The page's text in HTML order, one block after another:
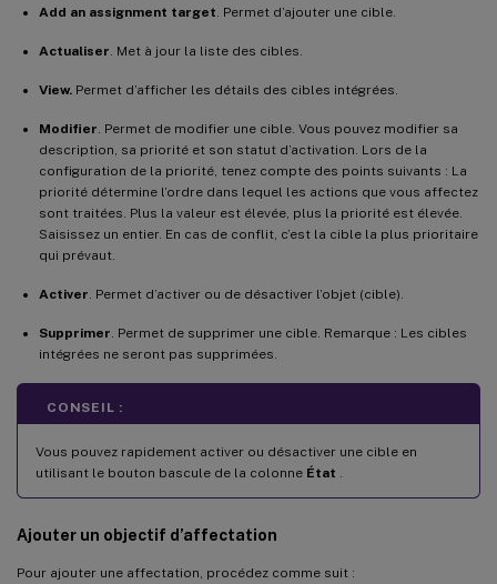
Add an assignment target . Permet d’ajouter une cible.
Actualiser . Met à jour la liste des cibles.
View. Permet d’afficher les détails des cibles intégrées.
Modifier . Permet de modifier une cible. Vous pouvez modifier sa
description, sa priorité et son statut d’activation. Lors de la
configuration de la priorité, tenez compte des points suivants : La
priorité détermine l’ordre dans lequel les actions que vous affectez
sont traitées. Plus la valeur est élevée, plus la priorité est élevée.
Saisissez un entier. En cas de conflit, c’est la cible la plus prioritaire
qui prévaut.
Activer . Permet d’activer ou de désactiver l’objet (cible).
Supprimer . Permet de supprimer une cible. Remarque : Les cibles
intégrées ne seront pas supprimées.
CONSEIL :
Vous pouvez rapidement activer ou désactiver une cible en
utilisant le bouton bascule de la colonne État
Ajouter un objectif d’affectation
Pour ajouter une affectation, procédez comme suit :